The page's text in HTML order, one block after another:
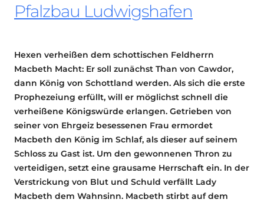
Pfalzbau Ludwigshafen
Hexen verheißen dem schottischen Feldherrn
Macbeth Macht: Er soll zunächst Than von Cawdor,
dann König von Schottland werden. Als sich die erste
Prophezeiung erfüllt, will er möglichst schnell die
verheißene Königswürde erlangen. Getrieben von
seiner von Ehrgeiz besessenen Frau ermordet
Macbeth den König im Schlaf, als dieser auf seinem
Schloss zu Gast ist. Um den gewonnenen Thron zu
verteidigen, setzt eine grausame Herrschaft ein. In der
Verstrickung von Blut und Schuld verfällt Lady
Macbeth dem Wahnsinn. Macbeth stirbt auf dem